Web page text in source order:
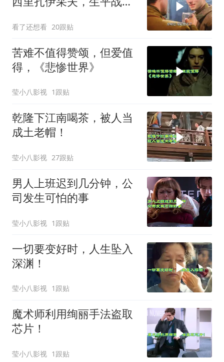
看了还想看 20跟贴
苦难不值得赞颂，但爱值
得，《悲惨世界》
莹小八影视 1跟贴
乾隆下江南喝茶，被人当
成土老帽！
莹小八影视 27跟贴
男人上班迟到几分钟，公
司发生可怕的事
莹小八影视 1跟贴
一切要变好时，人生坠入
深渊！
莹小八影视 1跟贴
魔术师利用绚丽手法盗取
芯片！
莹小八影视 1跟贴